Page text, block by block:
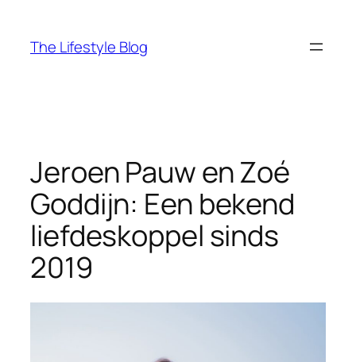
The Lifestyle Blog
Jeroen Pauw en Zoé
Goddijn: Een bekend
liefdeskoppel sinds
2019